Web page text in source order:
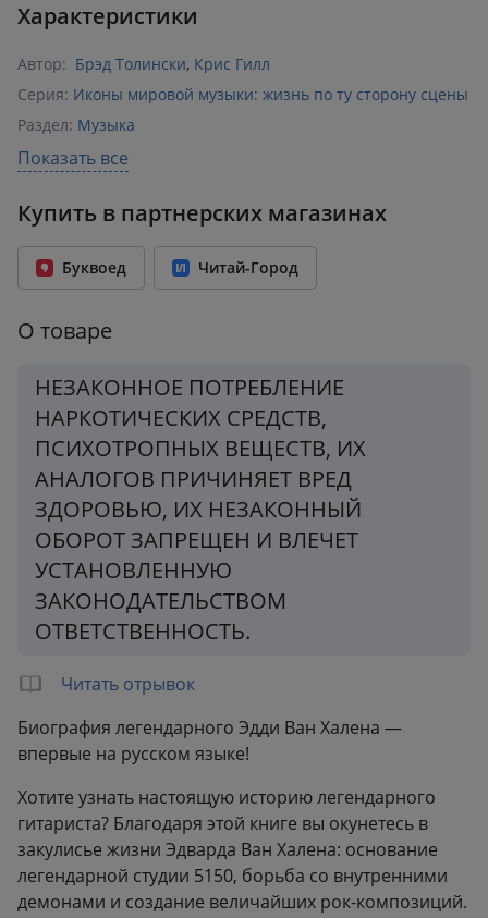
Характеристики
Автор: Брэд Толински, Крис Гилл
Серия: Иконы мировой музыки: жизнь по ту сторону сцены
Раздел: Музыка
Издательство:
Возрастное ограничение: 18+
Год издания: 2025
Количество страниц: 352
Формат: 124x201 мм
Показать все
Купить в партнерских магазинах
Буквоед Читай-Город
О товаре
НЕЗАКОННОЕ ПОТРЕБЛЕНИЕ
НАРКОТИЧЕСКИХ СРЕДСТВ,
ПСИХОТРОПНЫХ ВЕЩЕСТВ, ИХ
АНАЛОГОВ ПРИЧИНЯЕТ ВРЕД
ЗДОРОВЬЮ, ИХ НЕЗАКОННЫЙ
ОБОРОТ ЗАПРЕЩЕН И ВЛЕЧЕТ
УСТАНОВЛЕННУЮ
ЗАКОНОДАТЕЛЬСТВОМ
ОТВЕТСТВЕННОСТЬ.
Читать отрывок
Биография легендарного Эдди Ван Халена —
впервые на русском языке!
Хотите узнать настоящую историю легендарного
гитариста? Благодаря этой книге вы окунетесь в
закулисье жизни Эдварда Ван Халена: основание
легендарной студии 5150, борьба со внутренними
демонами и создание величайших рок-композиций.